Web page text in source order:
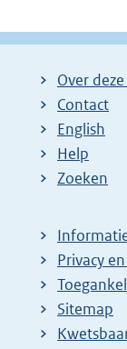
Over
Contact
English
Help
Zoeken
Privacy
Sitemap
E